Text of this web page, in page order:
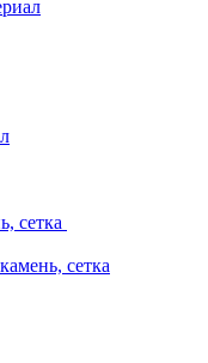
сетка
сетка